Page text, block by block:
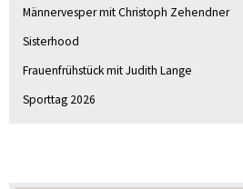
Männervesper mit Christoph Zehendner
Sisterhood
Frauenfrühstück mit Judith Lange
Sporttag 2026